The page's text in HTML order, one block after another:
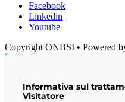
Facebook
Linkedin
Youtube
Copyright ONBSI • Powered
Informativa sul
Visitatore